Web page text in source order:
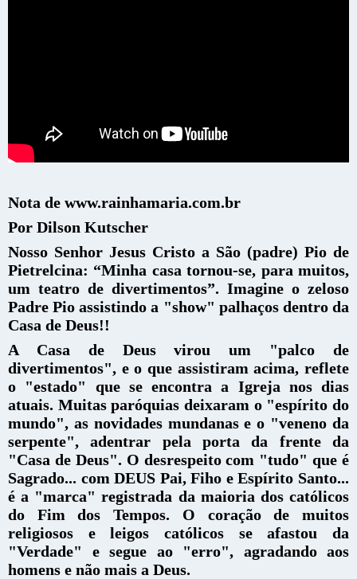
Nota de www.rainhamaria.com.br
Por Dilson Kutscher
Nosso Senhor Jesus Cristo a São (padre) Pio de
Pietrelcina: “Minha casa tornou-se, para muitos,
um teatro de divertimentos”. Imagine o zeloso
Padre Pio assistindo a "show" palhaços dentro da
Casa de Deus!!
A Casa de Deus virou um "palco de
divertimentos", e o que assistiram acima, reflete
o "estado" que se encontra a Igreja nos dias
atuais. Muitas paróquias deixaram o "espírito do
mundo", as novidades mundanas e o "veneno da
serpente", adentrar pela porta da frente da
"Casa de Deus". O desrespeito com "tudo" que é
Sagrado... com DEUS Pai, Fiho e Espírito Santo...
é a "marca" registrada da maioria dos católicos
do Fim dos Tempos. O coração de muitos
religiosos e leigos católicos se afastou da
"Verdade" e segue ao "erro", agradando aos
homens e não mais a Deus.